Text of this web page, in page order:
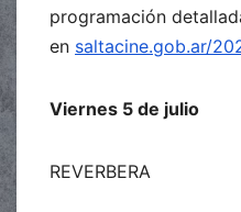
programación
en saltacine.gob.ar/
Viernes 5 de julio
REVERBERA